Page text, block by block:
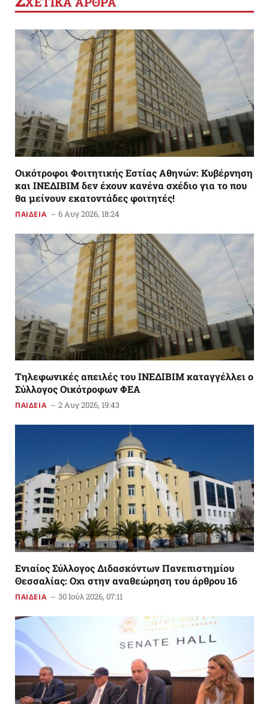
Οικότροφοι Φοιτητικής Εστίας Αθηνών: Κυβέρνηση
και ΙΝΕΔΙΒΙΜ δεν έχουν κανένα σχέδιο για το που
θα μείνουν εκατοντάδες φοιτητές!
ΠΑΙΔΕΙΑ 6 Αυγ 2026, 18:24
Tηλεφωνικές απειλές του ΙΝΕΔΙΒΙΜ καταγγέλλει ο
Σύλλογος Οικότροφων ΦΕΑ
ΠΑΙΔΕΙΑ 2 Αυγ 2026, 19:43
Ενιαίος Σύλλογος Διδασκόντων Πανεπιστημίου
Θεσσαλίας: Οχι στην αναθεώρηση του άρθρου 16
ΠΑΙΔΕΙΑ 30 Ιούλ 2026, 07:11